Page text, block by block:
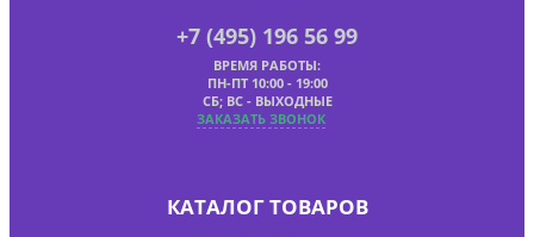
+7 (495) 196 56 99
ВРЕМЯ РАБОТЫ:
ПН-ПТ 10:00 - 19:00
СБ; ВС - ВЫХОДНЫЕ
ЗАКАЗАТЬ ЗВОНОК
КАТАЛОГ ТОВАРОВ